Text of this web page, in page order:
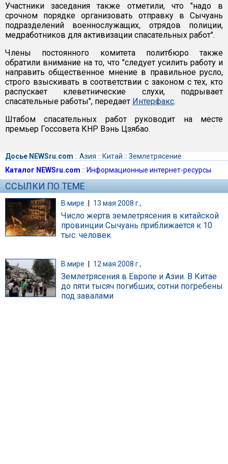
Участники заседания также отметили, что "надо в
срочном порядке организовать отправку в Сычуань
подразделений военнослужащих, отрядов полиции,
медработников для активизации спасательных работ".
Члены постоянного комитета политбюро также
обратили внимание на то, что "следует усилить работу и
направить общественное мнение в правильное русло,
строго взыскивать в соответствии с законом с тех, кто
распускает клеветнические слухи, подрывает
спасательные работы", передает Интерфакс.
Штабом спасательных работ руководит на месте
премьер Госсовета КНР Вэнь Цзябао.
Досье NEWSru.com :: Азия :: Китай :: Землетрясение
Каталог NEWSru.com :: Информационные интернет-ресурсы
ССЫЛКИ ПО ТЕМЕ
В мире | 13 мая 2008 г.,
Число жертв землетрясения в китайской
провинции Сычуань приближается к 10
тыс. человек
В мире 12 мая 2008 г.,
Землетрясения в Европе и Азии. В Китае
до пяти тысяч погибших, сотни погребены
под завалами